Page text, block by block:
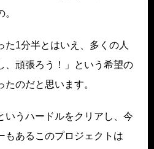
た1分半とはいえ、多くの人
、頑張ろう！」という希望の
のだと思います。
いうハードルをクリアし、今
もあるこのプロジェクトは